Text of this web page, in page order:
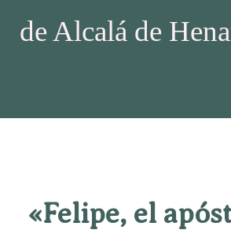
de Alcalá de
«Felipe, el